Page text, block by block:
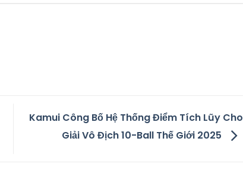
Kamui Công Bố Hệ Thống Điểm Tích Lũy Cho
Giải Vô Địch 10-Ball Thế Giới 2025